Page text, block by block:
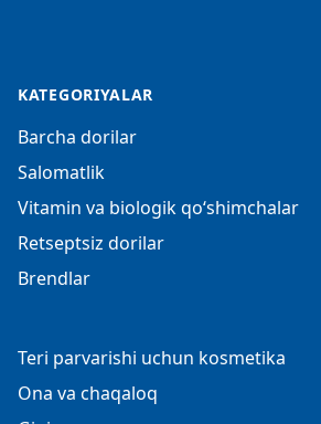
KATEGORIYALAR
Barcha dorilar
Salomatlik
Vitamin va biologik qo‘shimchalar
Retseptsiz dorilar
Brendlar
Teri parvarishi uchun kosmetika
Ona va chaqaloq